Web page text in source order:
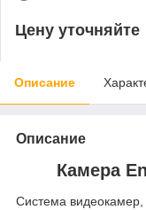
Цену уточняйте
Описание
Описание
Камера
Система